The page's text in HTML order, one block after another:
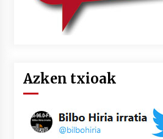
Azken txioak